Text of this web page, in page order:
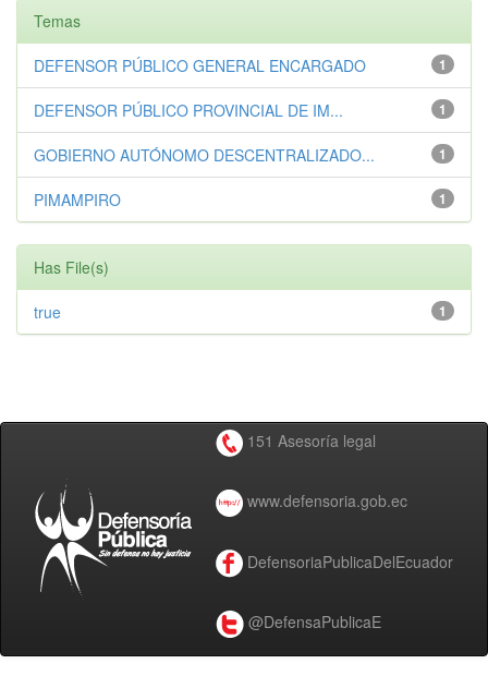
Temas
1
DEFENSOR PÚBLICO GENERAL ENCARGADO
1
DEFENSOR PÚBLICO PROVINCIAL DE IM...
1
GOBIERNO AUTÓNOMO DESCENTRALIZADO...
1
PIMAMPIRO
Has File(s)
1
true
151 Asesoría legal
www.defensoria.gob.ec
DefensoriaPublicaDelEcuador
@DefensaPublicaE